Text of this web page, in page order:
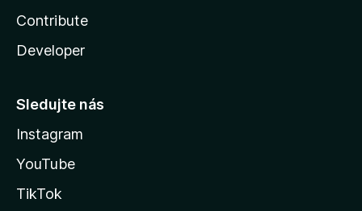
Contribute
Developer
Sledujte nás
Instagram
YouTube
TikTok